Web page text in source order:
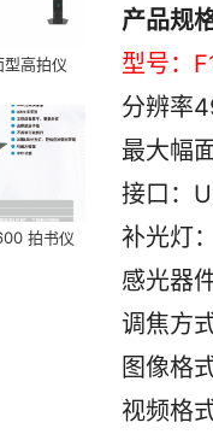
产品规
型号：
分辨率
最大幅
接口：
补光灯
感光器
调焦方
图像格
视频格
高拍仪
拍书仪